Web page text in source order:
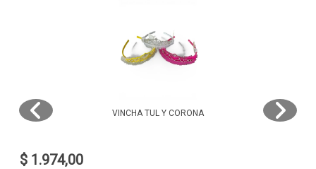
VINCHA TUL Y CORONA
$ 1.974,00